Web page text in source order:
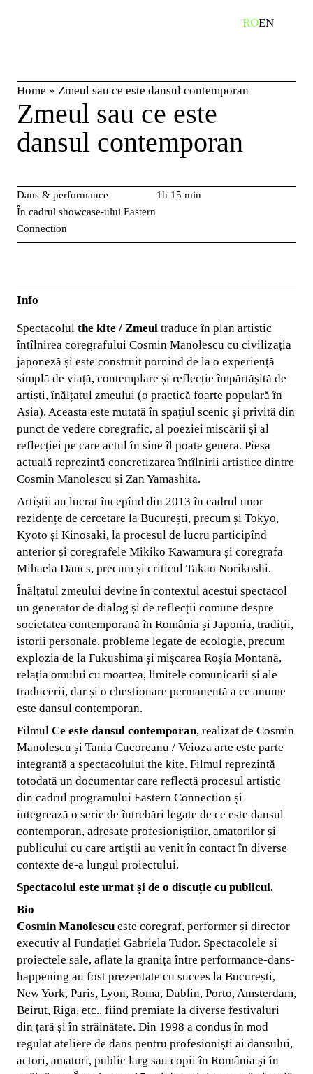
ROEN
Home » Zmeul sau ce este dansul contemporan
Zmeul sau ce este
dansul contemporan
Dans & performance
În cadrul showcase-ului Eastern
Connection
1h 15 min
Info
Spectacolul the kite / Zmeul traduce în plan artistic
întîlnirea coregrafului Cosmin Manolescu cu civilizația
japoneză și este construit pornind de la o experiență
simplă de viață, contemplare și reflecție împărtășită de
artiști, înălțatul zmeului (o practică foarte populară în
Asia). Aceasta este mutată în spațiul scenic și privită din
punct de vedere coregrafic, al poeziei mișcării și al
reflecției pe care actul în sine îl poate genera. Piesa
actuală reprezintă concretizarea întîlnirii artistice dintre
Cosmin Manolescu și Zan Yamashita.
Artiștii au lucrat începînd din 2013 în cadrul unor
rezidențe de cercetare la București, precum și Tokyo,
Kyoto și Kinosaki, la procesul de lucru participînd
anterior și coregrafele Mikiko Kawamura și coregrafa
Mihaela Dancs, precum și criticul Takao Norikoshi.
Înălțatul zmeului devine în contextul acestui spectacol
un generator de dialog și de reflecții comune despre
societatea contemporană în România și Japonia, tradiții,
istorii personale, probleme legate de ecologie, precum
explozia de la Fukushima și mișcarea Roșia Montană,
relația omului cu moartea, limitele comunicarii și ale
traducerii, dar și o chestionare permanentă a ce anume
este dansul contemporan.
Filmul Ce este dansul contemporan, realizat de Cosmin
Manolescu și Tania Cucoreanu / Veioza arte este parte
integrantă a spectacolului the kite. Filmul reprezintă
totodată un documentar care reflectă procesul artistic
din cadrul programului Eastern Connection și
integrează o serie de întrebări legate de ce este dansul
contemporan, adresate profesioniștilor, amatorilor și
publicului cu care artiștii au venit în contact în diverse
contexte de-a lungul proiectului.
Spectacolul este urmat și de o discuție cu publicul.
Bio
Cosmin Manolescu este coregraf, performer și director
executiv al Fundației Gabriela Tudor. Spectacolele si
proiectele sale, aflate la granița între performance-dans-
happening au fost prezentate cu succes la București,
New York, Paris, Lyon, Roma, Dublin, Porto, Amsterdam,
Beirut, Riga, etc., fiind premiate la diverse festivaluri
din țară și în străinătate. Din 1998 a condus în mod
regulat ateliere de dans pentru profesioniști ai dansului,
actori, amatori, public larg sau copii în România și în